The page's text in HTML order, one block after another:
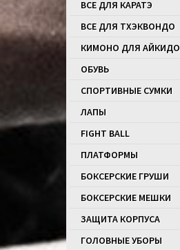
ВСЕ ДЛЯ КАРАТЭ
ВСЕ ДЛЯ ТХЭКВОНДО
КИМОНО ДЛЯ АЙКИДО
ОБУВЬ
СПОРТИВНЫЕ СУМКИ
ЛАПЫ
FIGHT BALL
ПЛАТФОРМЫ
БОКСЕРСКИЕ ГРУШИ
БОКСЕРСКИЕ МЕШКИ
ЗАЩИТА КОРПУСА
ГОЛОВНЫЕ УБОРЫ